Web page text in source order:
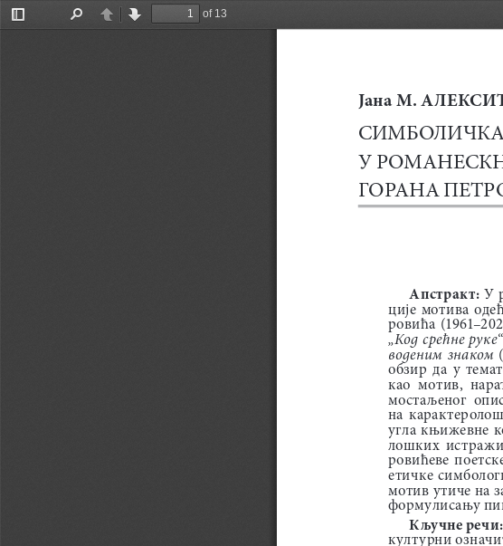
Toggle
PreviousNext
of 13
СИМБОЛИЧКА
У
ГОРАНА
јана М. А ЛЕКС
Апстракт:
У
ције  мотива
ровића
„Код срећне руке“
воденим  знаком
обзир  да  у
као  мотив,
мостаљеног
на
угла  књижевне
лошких
ровићеве
етичке
мотив утиче на
формулисању
Кљу чне речи:
културни